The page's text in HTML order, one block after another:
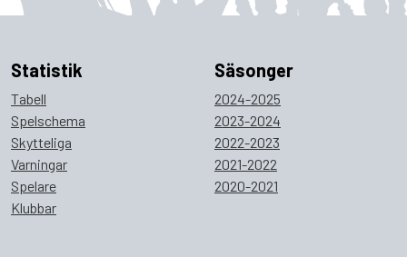
Statistik
Tabell
Spelschema
Skytteliga
Varningar
Spelare
Klubbar
Säsonger
2024-2025
2023-2024
2022-2023
2021-2022
2020-2021